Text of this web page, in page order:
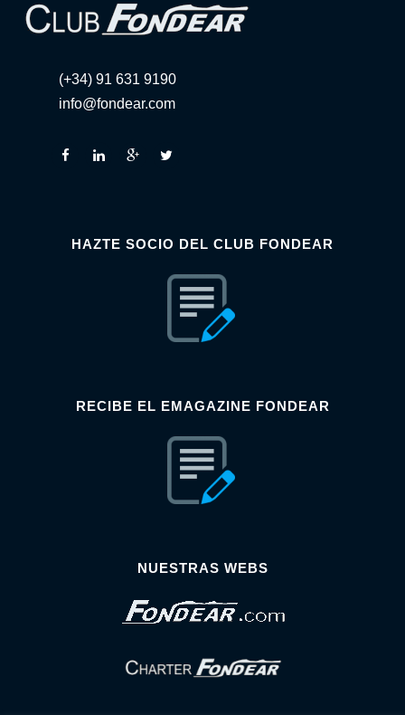
(+34) 91 631 9190
info@fondear.com
HAZTE SOCIO DEL CLUB FONDEAR
RECIBE EL EMAGAZINE FONDEAR
NUESTRAS WEBS